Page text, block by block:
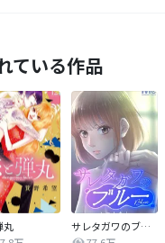
ている作品
丸
サレタガワのブルー【タテヨミ】